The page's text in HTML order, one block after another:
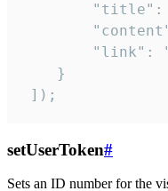
"title":
"link":
    }
]);
setUserToken#
Sets an ID number for the